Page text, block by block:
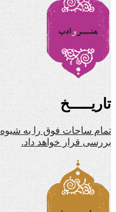
تاریـــــخ
تمام ساحات فوق را به
بررسی قرار خواهد داد.